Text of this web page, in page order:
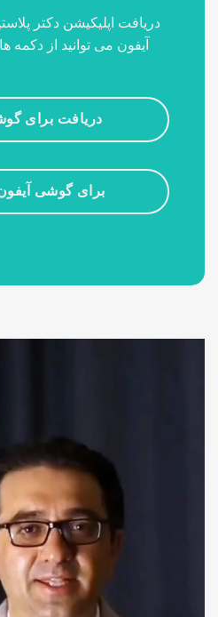
دریافت اپلیکیشن دکتر
آیفون می توانید از دکمه
دریافت برای
برای گوشی